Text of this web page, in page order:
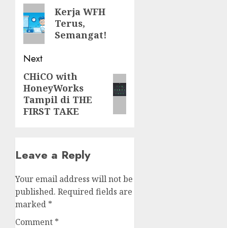
navigation
Previous
post:
Kerja WFH
Terus,
Semangat!
Next
Next
post:
CHiCO with
HoneyWorks
Tampil di THE
FIRST TAKE
Leave a Reply
Your email address will not be
published. Required fields are
marked *
Comment *